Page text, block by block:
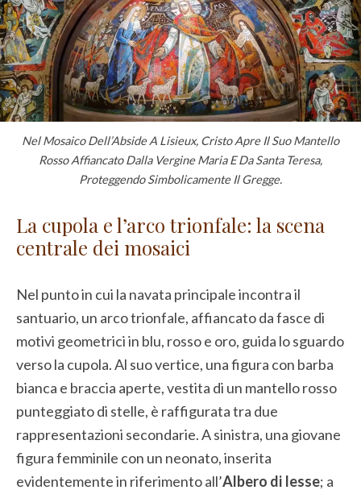
Nel Mosaico Dell’Abside A Lisieux, Cristo Apre Il Suo Mantello
Rosso Affiancato Dalla Vergine Maria E Da Santa Teresa,
Proteggendo Simbolicamente Il Gregge.
La cupola e l’arco trionfale: la scena
centrale dei mosaici
Nel punto in cui la navata principale incontra il
santuario, un arco trionfale, affiancato da fasce di
motivi geometrici in blu, rosso e oro, guida lo sguardo
verso la cupola. Al suo vertice, una figura con barba
bianca e braccia aperte, vestita di un mantello rosso
punteggiato di stelle, è raffigurata tra due
rappresentazioni secondarie. A sinistra, una giovane
figura femminile con un neonato, inserita
evidentemente in riferimento all’Albero di Iesse; a